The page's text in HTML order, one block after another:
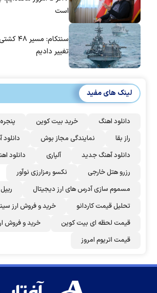
است
سنتکام:
تغییر دادیم
لینک های مفید
دانلود اهنگ خرید بیت کوین
راز بقا
نمایندگی مجاز بوش
دانلود آهنگ جدید
آلپاری
دانلود
رزرو هتل خارجی
نکسو رمزارزی نوآور
مسموم سازی آدرس های ارز دیجیتال
تحلیل قیمت کاردانو
خرید و فروش ارز
قیمت لحظه ای بیت کوین
خرید و فروش
قیمت اتریوم امروز